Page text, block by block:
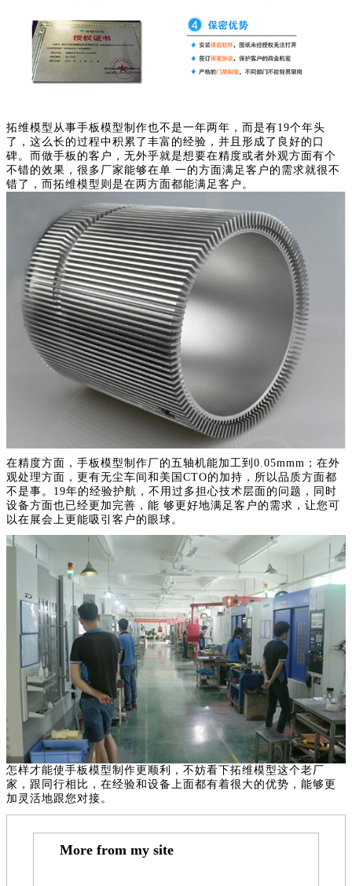
拓维模型从事手板模型制作也不是一年两年，而是有19个年头
了，这么长的过程中积累了丰富的经验，并且形成了良好的口
碑。而做手板的客户，无外乎就是想要在精度或者外观方面有个
不错的效果，很多厂家能够在单 一的方面满足客户的需求就很不
错了，而拓维模型则是在两方面都能满足客户。
在精度方面，手板模型制作厂的五轴机能加工到0.05mmm；在外
观处理方面，更有无尘车间和美国CTO的加持，所以品质方面都
不是事。19年的经验护航，不用过多担心技术层面的问题，同时
设备方面也已经更加完善，能 够更好地满足客户的需求，让您可
以在展会上更能吸引客户的眼球。
怎样才能使手板模型制作更顺利，不妨看下拓维模型这个老厂
家，跟同行相比，在经验和设备上面都有着很大的优势，能够更
加灵活地跟您对接。
More from my site